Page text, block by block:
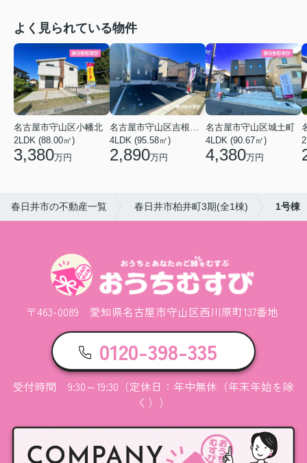
よく見られている物件
名古屋市守山区小幡北
2LDK (88.00㎡)
3,380万円
4LDK (95.58㎡)
2,890万円
名古屋市守山区城土町
4LDK (90.67㎡)
4,380万円
春日井市の不動産一覧 春日井市柏井町3期(全1棟) 1号棟
〒463-0089 愛知県名古屋市守山区西川原町137番地
0120-398-335
受付時間 9:30～19:30（定休日：年中無休（年末年始を除
く））